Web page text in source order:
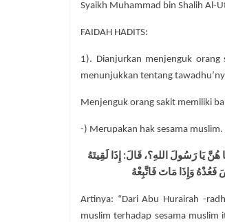
Syaikh Muhammad bin Shalih Al-
FAIDAH HADITS:
1). Dianjurkan menjenguk
menunjukkan tentang
Menjenguk orang sakit memiliki
-) Merupakan hak sesama muslim.
رَسُولَ اللهِ؟، قَالَ: إِذَا لَقِيتَهُ
وَإِذَا مَاتَ فَاتَّبِعْهُ
Artinya: “Dari Abu Hurairah -
muslim terhadap sesama muslim